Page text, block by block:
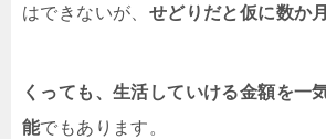
はできないが、 せどりだと仮に数か
くっても、生活していける金額を一
能でもあります。